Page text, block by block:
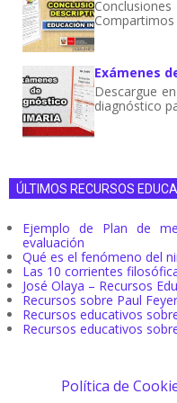
Compartimos
Exámenes
Descargue
diagnóstico
ÚLTIMOS RECURSOS
Ejemplo de Plan de
evaluación
Qué es el fenómeno del
Las 10 corrientes
José Olaya – Recursos
Recursos sobre Paul
Recursos educativos
Recursos educativos
Política de